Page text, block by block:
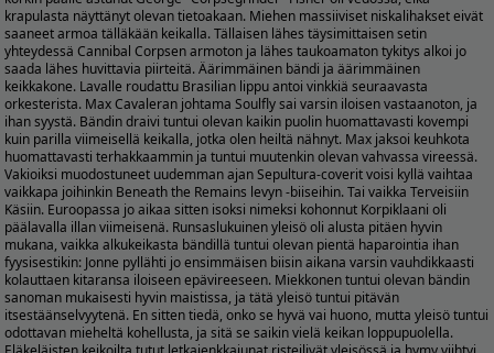
krapulasta näyttänyt olevan tietoakaan. Miehen massiiviset niskalihakset eivät
saaneet armoa tälläkään keikalla. Tällaisen lähes täysimittaisen setin
yhteydessä Cannibal Corpsen armoton ja lähes taukoamaton tykitys alkoi jo
saada lähes huvittavia piirteitä. Äärimmäinen bändi ja äärimmäinen
keikkakone. Lavalle roudattu Brasilian lippu antoi vinkkiä seuraavasta
orkesterista. Max Cavaleran johtama Soulfly sai varsin iloisen vastaanoton, ja
ihan syystä. Bändin draivi tuntui olevan kaikin puolin huomattavasti kovempi
kuin parilla viimeisellä keikalla, jotka olen heiltä nähnyt. Max jaksoi keuhkota
huomattavasti terhakkaammin ja tuntui muutenkin olevan vahvassa vireessä.
Vakioiksi muodostuneet uudemman ajan Sepultura-coverit voisi kyllä vaihtaa
vaikkapa joihinkin Beneath the Remains levyn -biiseihin. Tai vaikka Terveisiin
Käsiin. Euroopassa jo aikaa sitten isoksi nimeksi kohonnut Korpiklaani oli
päälavalla illan viimeisenä. Runsaslukuinen yleisö oli alusta pitäen hyvin
mukana, vaikka alkukeikasta bändillä tuntui olevan pientä haparointia ihan
fyysisestikin: Jonne pyllähti jo ensimmäisen biisin aikana varsin vauhdikkaasti
kolauttaen kitaransa iloiseen epävireeseen. Miekkonen tuntui olevan bändin
sanoman mukaisesti hyvin maistissa, ja tätä yleisö tuntui pitävän
itsestäänselvyytenä. En sitten tiedä, onko se hyvä vai huono, mutta yleisö tuntui
odottavan mieheltä kohellusta, ja sitä se saikin vielä keikan loppupuolella.